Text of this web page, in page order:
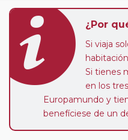
¿Por
Si viaja
Si tienes
en los
Europamundo y
benefíciese de un